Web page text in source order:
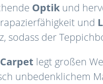
Optik und
und
sodass der
legt großen
unbedenklichem